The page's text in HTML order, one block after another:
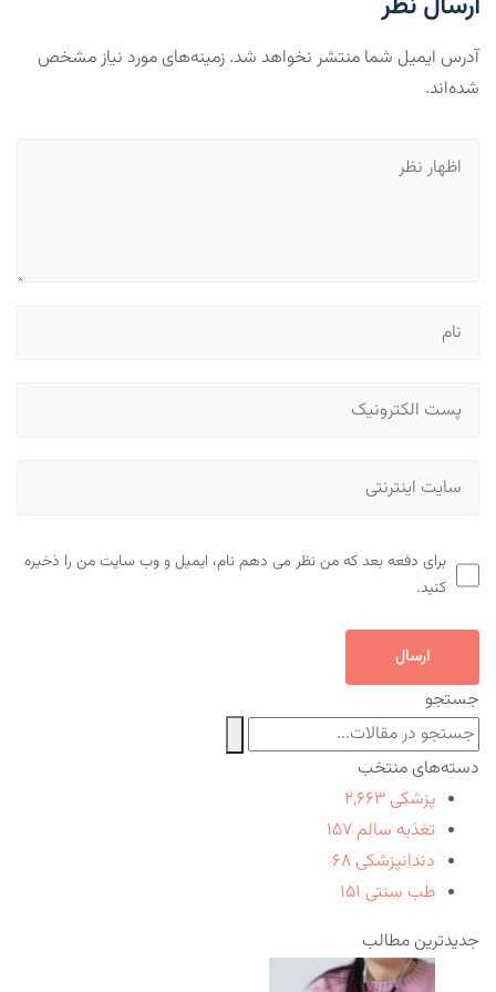
آدرس ایمیل شما منتشر نخواهد شد. زمینه‌های مورد نیاز مشخص
شده‌اند.
برای دفعه بعد که من نظر می دهم نام، ایمیل و وب سایت من را ذخیره
کنید.
ارسال
جستجو
دسته‌های منتخب
پزشکی ۲,۶۶۳
تغذیه سالم ۱۵۷
دندانپزشکی ۶۸
طب سنتی ۱۵۱
جدیدترین مطالب